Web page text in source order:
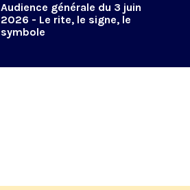
Audience générale du 3 juin
2026 - Le rite, le signe, le
symbole